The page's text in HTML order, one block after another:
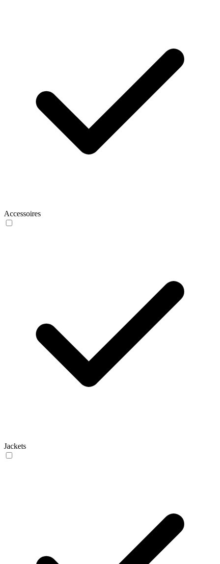
Accessoires
Jackets